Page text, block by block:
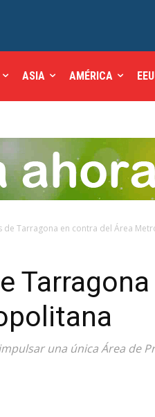
ASIA AMÉRICA
de Tarragona en contra del Área
una única Área de